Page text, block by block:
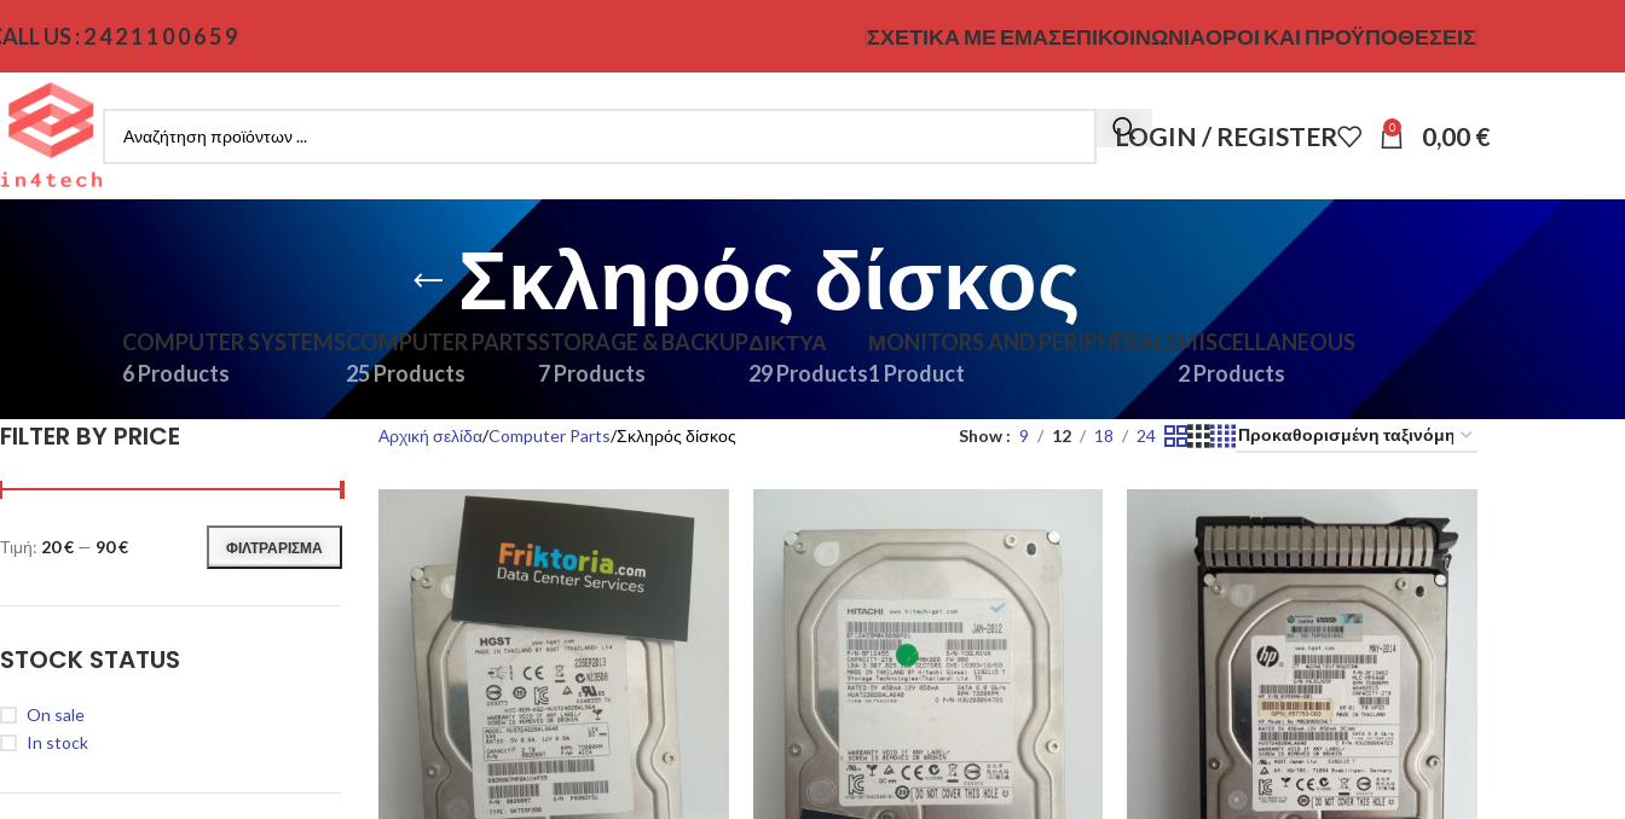
US : 2 4 2 1 1 0 0 6 5 9 ΣΧΕΤΙΚΆ ΜΕ ΕΜΆΣΕΠΙΚΟΙΝΩΝΊΑΌΡΟΙ ΚΑΙ ΠΡΟΫΠΟΘΈΣΕΙΣ
LOGIN / REGISTER 0 0,00 €
Σκληρός δίσκος
COMPUTER SYSTEMS
6 Products
COMPUTER PARTS
25 Products
STORAGE & BACKUP
7 Products
ΔΊΚΤΥΑ
29 Products
ΜONITORS AND PERIPHERALS
1 Product
MISCELLANEOUS
2 Products
FILTER BY PRICE
ΦΙΛΤΡΆΡΙΣΜΑ
Τιμή: 20 € — 90 €
STOCK STATUS
On sale
In stock
Αρχική σελίδα Computer Parts Σκληρός δίσκος Show 9 12 18 24